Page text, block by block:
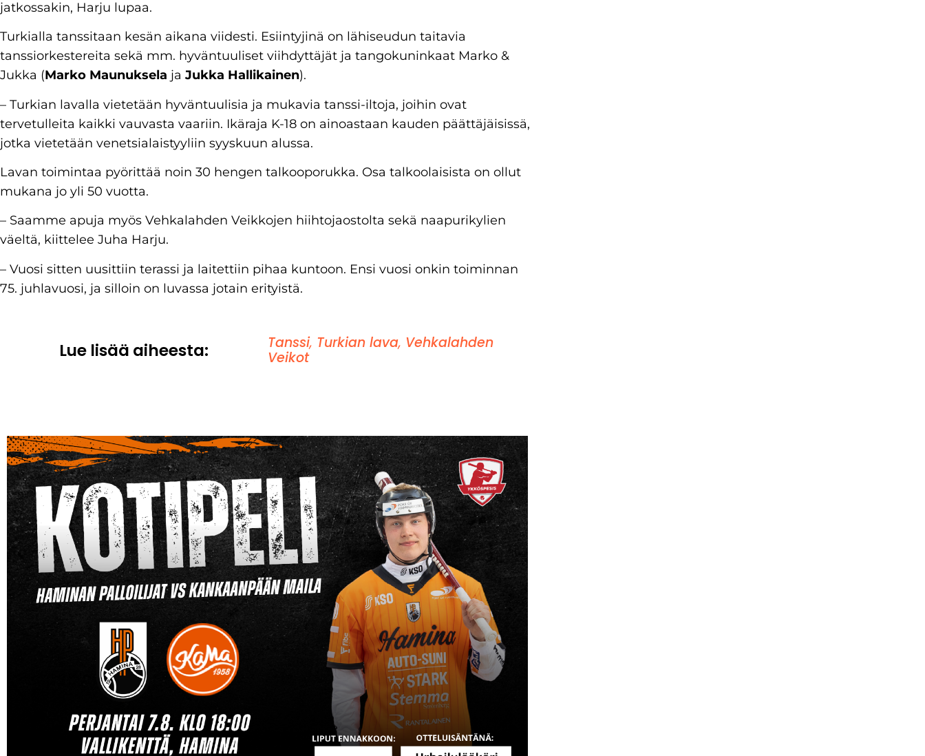
jatkossakin, Harju lupaa.
Turkialla tanssitaan kesän aikana viidesti. Esiintyjinä on lähiseudun taitavia
tanssiorkestereita sekä mm. hyväntuuliset viihdyttäjät ja tangokuninkaat Marko &
Jukka (Marko Maunuksela jaJukka Hallikainen).
– Turkian lavalla vietetään hyväntuulisia ja mukavia tanssi-iltoja, joihin ovat
tervetulleita kaikki vauvasta vaariin. Ikäraja K-18 on ainoastaan kauden päättäjäisissä,
jotka vietetään venetsialaistyyliin syyskuun alussa.
Lavan toimintaa pyörittää noin 30 hengen talkooporukka. Osa talkoolaisista on ollut
mukana jo yli 50 vuotta.
– Saamme apuja myös Vehkalahden Veikkojen hiihtojaostolta sekä naapurikylien
väeltä, kiittelee Juha Harju.
– Vuosi sitten uusittiin terassi ja laitettiin pihaa kuntoon. Ensi vuosi onkin toiminnan
75. juhlavuosi, ja silloin on luvassa jotain erityistä.
Lue lisää aiheesta: Tanssi, Turkian lava, Vehkalahden
Veikot